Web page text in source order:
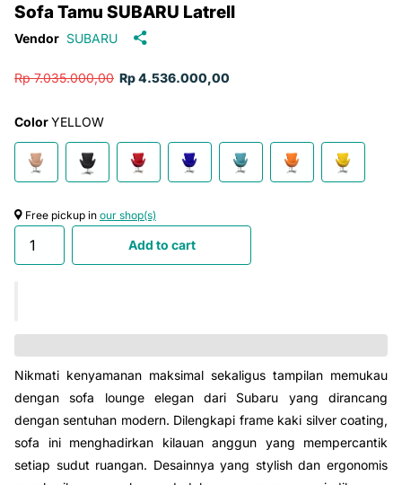
Sofa Tamu SUBARU Latrell
Vendor SUBARU
Rp 7.035.000,00 Rp 4.536.000,00
ColorYELLOW
Free pickup in our shop(s)
Add to cart
Nikmati kenyamanan maksimal sekaligus tampilan memukau
dengan sofa lounge elegan dari Subaru yang dirancang
dengan sentuhan modern. Dilengkapi frame kaki silver coating,
sofa ini menghadirkan kilauan anggun yang mempercantik
setiap sudut ruangan. Desainnya yang stylish dan ergonomis